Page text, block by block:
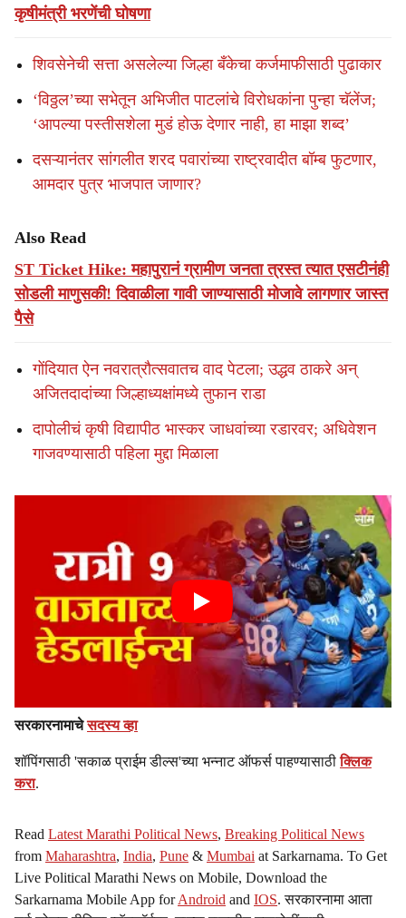
कृषीमंत्री भरणेंची घोषणा
शिवसेनेची सत्ता असलेल्या जिल्हा बँकेचा कर्जमाफीसाठी पुढाकार
‘विठ्ठल’च्या सभेतून अभिजीत पाटलांचे विरोधकांना पुन्हा चॅलेंज;
‘आपल्या पस्तीसशेला मुडं होऊ देणार नाही, हा माझा शब्द’
दसऱ्यानंतर सांगलीत शरद पवारांच्या राष्ट्रवादीत बॉम्ब फुटणार,
आमदार पुत्र भाजपात जाणार?
Also Read
ST Ticket Hike: महापुरानं ग्रामीण जनता त्रस्त त्यात एसटीनंही
सोडली माणुसकी! दिवाळीला गावी जाण्यासाठी मोजावे लागणार जास्त
पैसे
गोंदियात ऐन नवरात्रौत्सवातच वाद पेटला; उद्धव ठाकरे अन्
अजितदादांच्या जिल्हाध्यक्षांमध्ये तुफान राडा
दापोलीचं कृषी विद्यापीठ भास्कर जाधवांच्या रडारवर; अधिवेशन
गाजवण्यासाठी पहिला मुद्दा मिळाला
सरकारनामाचेसदस्य व्हा
शॉपिंगसाठी 'सकाळ प्राईम डील्स'च्या भन्नाट ऑफर्स पाहण्यासाठीक्लिक
करा.
Read Latest Marathi Political News, Breaking Political News
from Maharashtra, India, Pune & Mumbai at Sarkarnama. To Get
Live Political Marathi News on Mobile, Download the
Sarkarnama Mobile App forAndroid and IOS. सरकारनामा आता